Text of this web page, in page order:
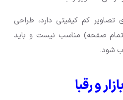
تصاویر کم کیفیتی دارد، طراحی
صفحه) مناسب نیست و باید
شود.
و رقبا